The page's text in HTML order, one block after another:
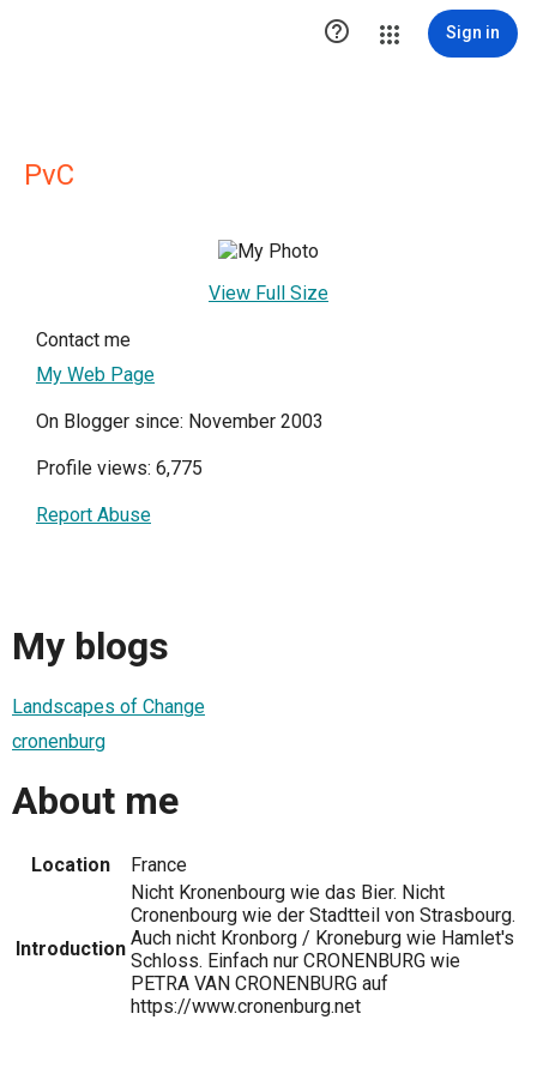
 Sign in
PvC
View Full Size
Contact me
My Web Page
On Blogger since: November 2003
Profile views: 6,775
Report Abuse
My blogs
Landscapes of Change
cronenburg
About me
Location France
Introduction
Nicht Kronenbourg wie das Bier. Nicht
Cronenbourg wie der Stadtteil von Strasbourg.
Auch nicht Kronborg / Kroneburg wie Hamlet's
Schloss. Einfach nur CRONENBURG wie
PETRA VAN CRONENBURG auf
https://www.cronenburg.net